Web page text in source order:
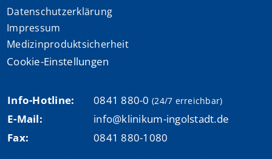
Datenschutzerklärung
Impressum
Medizinproduktsicherheit
Cookie-Einstellungen
Info-Hotline: 0841 880-0 (24/7 erreichbar)
E-Mail:
info@klinikum-ingolstadt.de
Fax:
0841 880-1080